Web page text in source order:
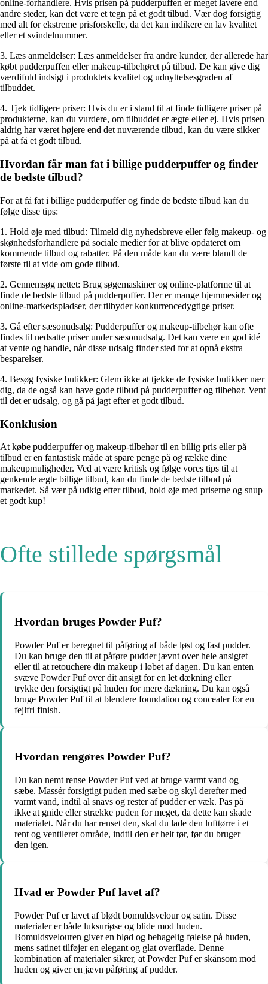
online-forhandlere. Hvis prisen på pudderpuffen er meget lavere end
andre steder, kan det være et tegn på et godt tilbud. Vær dog forsigtig
med alt for ekstreme prisforskelle, da det kan indikere en lav kvalitet
eller et svindelnummer.
3. Læs anmeldelser: Læs anmeldelser fra andre kunder, der allerede har
købt pudderpuffen eller makeup-tilbehøret på tilbud. De kan give dig
værdifuld indsigt i produktets kvalitet og udnyttelsesgraden af
tilbuddet.
4. Tjek tidligere priser: Hvis du er i stand til at finde tidligere priser på
produkterne, kan du vurdere, om tilbuddet er ægte eller ej. Hvis prisen
aldrig har været højere end det nuværende tilbud, kan du være sikker
på at få et godt tilbud.
Hvordan får man fat i billige pudderpuffer og finder
de bedste tilbud?
For at få fat i billige pudderpuffer og finde de bedste tilbud kan du
følge disse tips:
1. Hold øje med tilbud: Tilmeld dig nyhedsbreve eller følg makeup- og
skønhedsforhandlere på sociale medier for at blive opdateret om
kommende tilbud og rabatter. På den måde kan du være blandt de
første til at vide om gode tilbud.
2. Gennemsøg nettet: Brug søgemaskiner og online-platforme til at
finde de bedste tilbud på pudderpuffer. Der er mange hjemmesider og
online-markedspladser, der tilbyder konkurrencedygtige priser.
3. Gå efter sæsonudsalg: Pudderpuffer og makeup-tilbehør kan ofte
findes til nedsatte priser under sæsonudsalg. Det kan være en god idé
at vente og handle, når disse udsalg finder sted for at opnå ekstra
besparelser.
4. Besøg fysiske butikker: Glem ikke at tjekke de fysiske butikker nær
dig, da de også kan have gode tilbud på pudderpuffer og tilbehør. Vent
til det er udsalg, og gå på jagt efter et godt tilbud.
Konklusion
At købe pudderpuffer og makeup-tilbehør til en billig pris eller på
tilbud er en fantastisk måde at spare penge på og række dine
makeupmuligheder. Ved at være kritisk og følge vores tips til at
genkende ægte billige tilbud, kan du finde de bedste tilbud på
markedet. Så vær på udkig efter tilbud, hold øje med priserne og snup
et godt kup!
Ofte stillede spørgsmål
Hvordan bruges Powder Puf?
Powder Puf er beregnet til påføring af både løst og fast pudder.
Du kan bruge den til at påføre pudder jævnt over hele ansigtet
eller til at retouchere din makeup i løbet af dagen. Du kan enten
svæve Powder Puf over dit ansigt for en let dækning eller
trykke den forsigtigt på huden for mere dækning. Du kan også
bruge Powder Puf til at blendere foundation og concealer for en
fejlfri finish.
Hvordan rengøres Powder Puf?
Du kan nemt rense Powder Puf ved at bruge varmt vand og
sæbe. Massér forsigtigt puden med sæbe og skyl derefter med
varmt vand, indtil al snavs og rester af pudder er væk. Pas på
ikke at gnide eller strække puden for meget, da dette kan skade
materialet. Når du har renset den, skal du lade den lufttørre i et
rent og ventileret område, indtil den er helt tør, før du bruger
den igen.
Hvad er Powder Puf lavet af?
Powder Puf er lavet af blødt bomuldsvelour og satin. Disse
materialer er både luksuriøse og blide mod huden.
Bomuldsvelouren giver en blød og behagelig følelse på huden,
mens satinet tilføjer en elegant og glat overflade. Denne
kombination af materialer sikrer, at Powder Puf er skånsom mod
huden og giver en jævn påføring af pudder.